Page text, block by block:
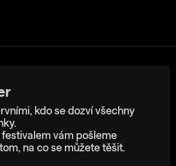
kdo se dozví všechny
vám pošleme
na co se můžete těšit.